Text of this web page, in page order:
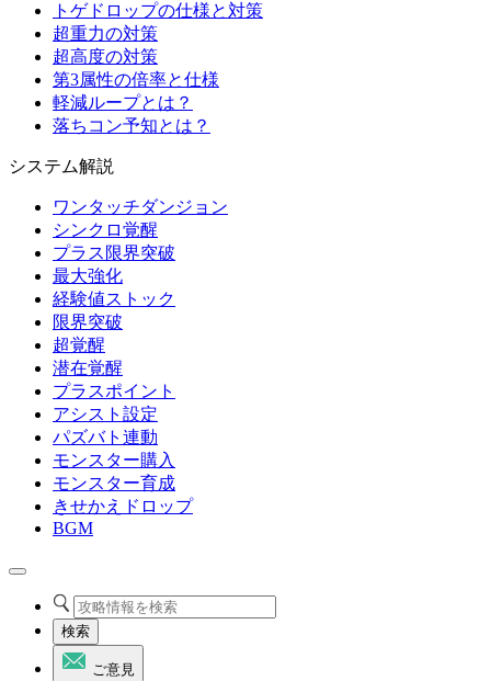
トゲドロップの仕様と対策
超重力の対策
超高度の対策
第3属性の倍率と仕様
軽減ループとは？
落ちコン予知とは？
システム解説
ワンタッチダンジョン
シンクロ覚醒
プラス限界突破
最大強化
経験値ストック
限界突破
超覚醒
潜在覚醒
プラスポイント
アシスト設定
パズバト連動
モンスター購入
モンスター育成
きせかえドロップ
BGM
検索
ご意見